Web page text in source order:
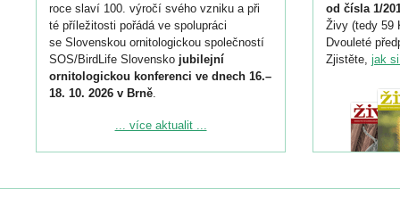
roce slaví 100. výročí svého vzniku a při
té příležitosti pořádá ve spolupráci
se Slovenskou ornitologickou společností
SOS/BirdLife Slovensko jubilejní
ornitologickou konferenci ve dnech 16.–
18. 10. 2026 v Brně.
Podrobnější informace ke konferenci
Registrovat se můžete do 6. září.
... více aktualit ...
od čísla 1/
Živy (tedy 59
Dvouleté
Zjistěte, jak